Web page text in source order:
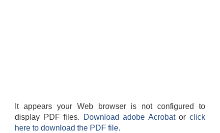
It appears your Web browser is not configured to
display PDF files.
Download adobe Acrobatorclick
here to download the PDF file.